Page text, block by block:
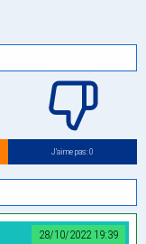
J’aime pas: 0
28/10/2022 19:39